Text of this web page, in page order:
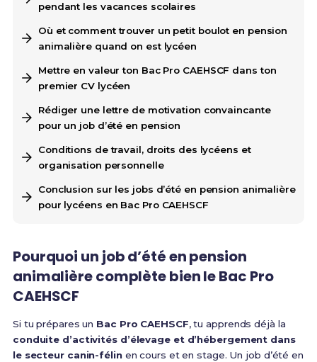
pendant les vacances scolaires
Où et comment trouver un petit boulot en pension
animalière quand on est lycéen
Mettre en valeur ton Bac Pro CAEHSCF dans ton
premier CV lycéen
Rédiger une lettre de motivation convaincante
pour un job d’été en pension
Conditions de travail, droits des lycéens et
organisation personnelle
Conclusion sur les jobs d’été en pension animalière
pour lycéens en Bac Pro CAEHSCF
Pourquoi un job d’été en pension
animalière complète bien le Bac Pro
CAEHSCF
Si tu prépares un Bac Pro CAEHSCF, tu apprends déjà la
conduite d’activités d’élevage et d’hébergement dans
le secteur canin-félinen cours et en stage. Un job d’été en